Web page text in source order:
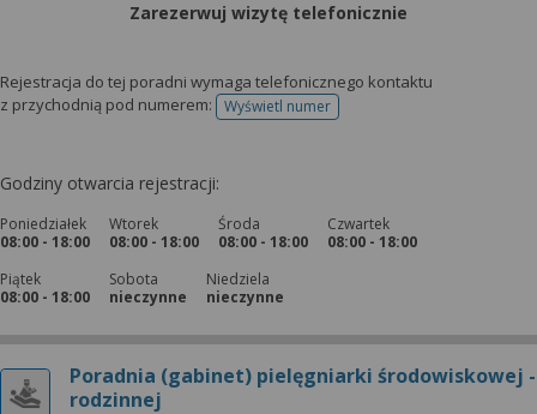
Zarezerwuj wizytę telefonicznie
Rejestracja do tej poradni wymaga telefonicznego kontaktu
z przychodnią pod numerem:
Wyświetl numertelefonu do rejestracji
Godziny otwarcia rejestracji:
Poniedziałek
08:00 - 18:00
Wtorek
08:00 - 18:00
Środa
08:00 - 18:00
Czwartek
08:00 - 18:00
Piątek
08:00 - 18:00
Sobota
nieczynne
Niedziela
nieczynne
Poradnia (gabinet) pielęgniarki środowiskowej -
rodzinnej